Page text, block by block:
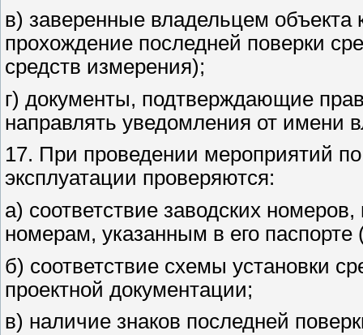
в) заверенные владельцем
прохождение последней поверки
средств измерения);
г) документы, подтверждающие
направлять уведомления от имени
17. При проведении мероприятий
эксплуатации проверяются:
а) соответствие заводских
номерам, указанным в его
б) соответствие схемы установки
проектной документации;
в) наличие знаков последней